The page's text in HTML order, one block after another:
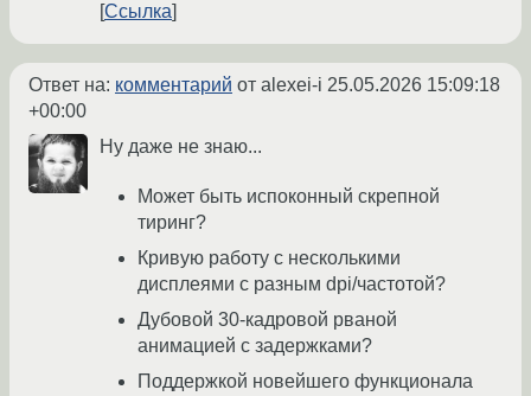
Ссылка
Ответ на: комментарий от alexei-i 25.05.2026 15:09:18
+00:00
Ну даже не знаю...
Может быть испоконный скрепной
тиринг?
Кривую работу с несколькими
дисплеями с разным dpi/частотой?
Дубовой 30-кадровой рваной
анимацией с задержками?
Поддержкой новейшего функционала